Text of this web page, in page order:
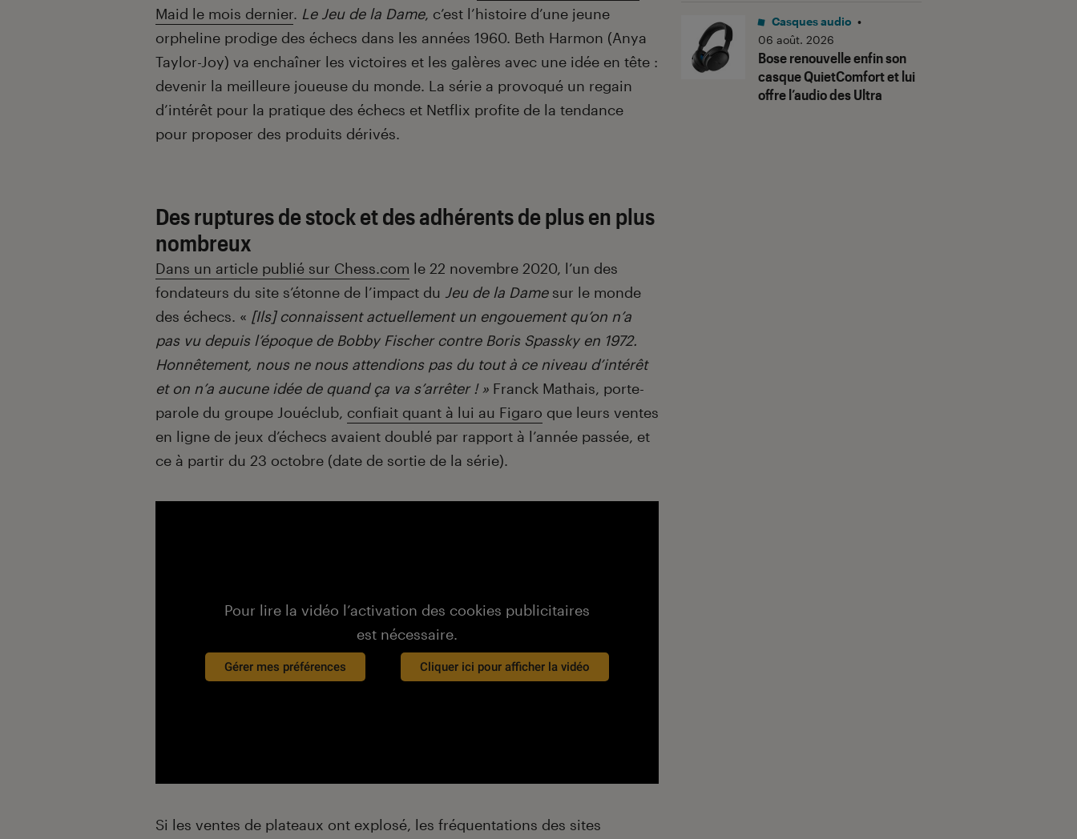
Maid le mois dernier. Le Jeu de la Dame, c’est l’histoire d’une jeune
orpheline prodige des échecs dans les années 1960. Beth Harmon (Anya
Taylor-Joy) va enchaîner les victoires et les galères avec une idée en tête :
devenir la meilleure joueuse du monde. La série a provoqué un regain
d’intérêt pour la pratique des échecs et Netflix profite de la tendance
pour proposer des produits dérivés.
Des ruptures de stock et des adhérents de plus en plus
nombreux
Dans un article publié sur Chess.com le 22 novembre 2020, l’un des
fondateurs du site s’étonne de l’impact du Jeu de la Damesur le monde
des échecs. « [Ils] connaissent actuellement un engouement qu’on n’a
pas vu depuis l’époque de Bobby Fischer contre Boris Spassky en 1972.
Honnêtement, nous ne nous attendions pas du tout à ce niveau d’intérêt
et on n’a aucune idée de quand ça va s’arrêter ! » Franck Mathais, porte-
parole du groupe Jouéclub, confiait quant à lui au Figaro que leurs ventes
en ligne de jeux d’échecs avaient doublé par rapport à l’année passée, et
ce à partir du 23 octobre (date de sortie de la série).
Pour lire la vidéo l’activation des cookies publicitaires
est nécessaire.
Gérer mes préférences Cliquer ici pour afficher la vidéo
Si les ventes de plateaux ont explosé, les fréquentations des sites
Bose renouvelle enfin son
casque QuietComfort et lui
offre l’audio des Ultra
Casques audio •
06 août. 2026